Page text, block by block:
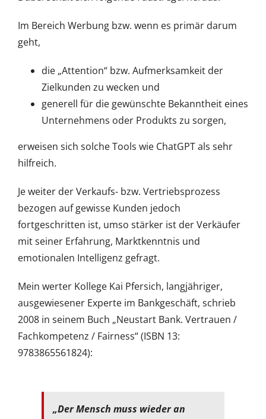
Im Bereich Werbung bzw. wenn es primär darum
geht,
die „Attention“ bzw. Aufmerksamkeit der
Zielkunden zu wecken und
generell für die gewünschte Bekanntheit eines
Unternehmens oder Produkts zu sorgen,
erweisen sich solche Tools wie ChatGPT als sehr
hilfreich.
Je weiter der Verkaufs- bzw. Vertriebsprozess
bezogen auf gewisse Kunden jedoch
fortgeschritten ist, umso stärker ist der Verkäufer
mit seiner Erfahrung, Marktkenntnis und
emotionalen Intelligenz gefragt.
Mein werter Kollege Kai Pfersich, langjähriger,
ausgewiesener Experte im Bankgeschäft, schrieb
2008 in seinem Buch „Neustart Bank. Vertrauen /
Fachkompetenz / Fairness“ (ISBN 13:
9783865561824):
„Der Mensch muss wieder an